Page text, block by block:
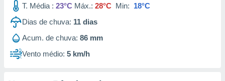
T. Média : 23°C Máx.: 28°C Min: 18°C
Dias de chuva: 11 dias
Acum. de chuva: 86 mm
Vento médio: 5 km/h